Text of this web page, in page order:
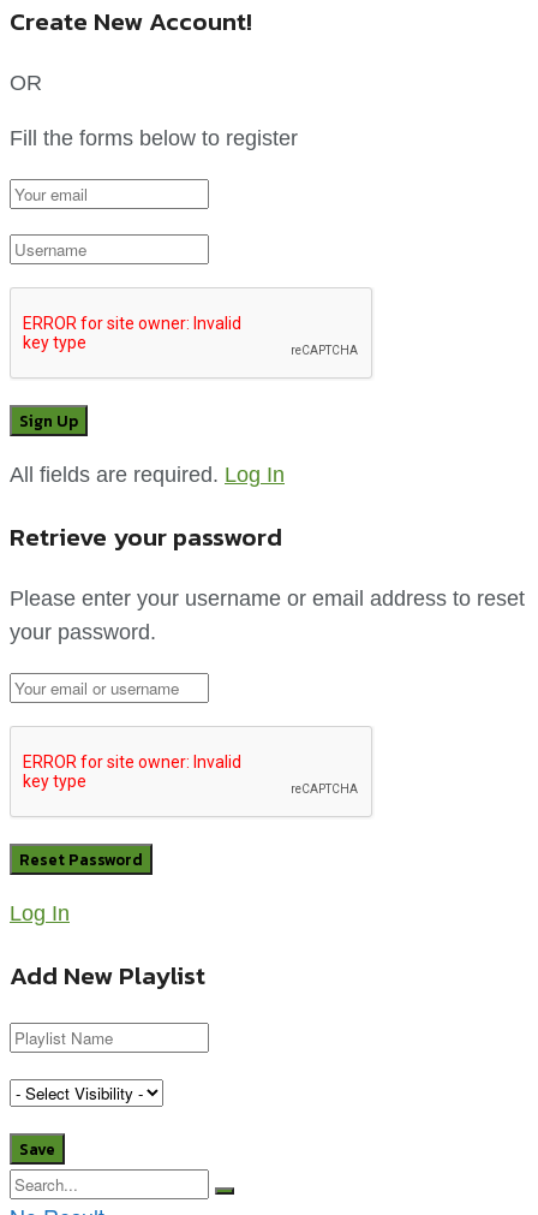
Create New Account!
OR
Fill the forms below to register
All fields are required. Log In
Retrieve your password
Please enter your username or email address to reset
your password.
Log In
Add New Playlist